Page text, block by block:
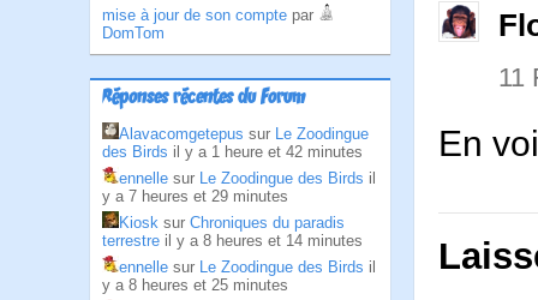
mise à jour de son compte par
DomTom
Réponses récentes du Forum
Alavacomgetepus sur Le Zoodingue
des Birds il y a 1 heure et 42 minutes
ennelle sur Le Zoodingue des Birds il
y a 7 heures et 29 minutes
Kiosk sur Chroniques du paradis
terrestre il y a 8 heures et 14 minutes
ennelle sur Le Zoodingue des Birds il
y a 8 heures et 25 minutes
11
En